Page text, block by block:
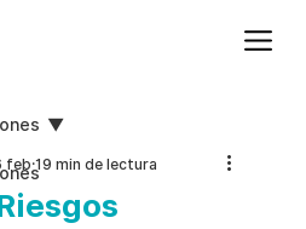
feb 19 min de lectura